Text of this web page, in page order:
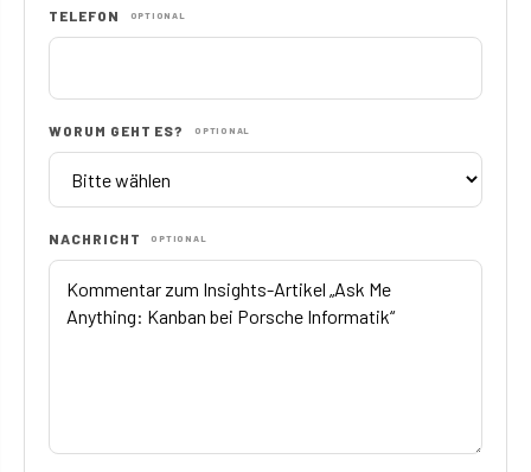
TELEFON OPTIONAL
WORUM GEHT ES? OPTIONAL
NACHRICHT OPTIONAL